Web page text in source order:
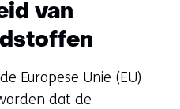
van
Europese Unie (EU)
dat de